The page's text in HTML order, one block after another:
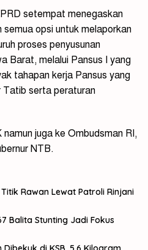
setempat menegaskan
opsi untuk melaporkan
proses penyusunan
Barat, melalui Pansus I yang
tahapan kerja Pansus yang
Tatib serta peraturan
juga ke Ombudsman RI,
NTB.
Rawan Lewat Patroli Rinjani
Balita Stunting Jadi Fokus